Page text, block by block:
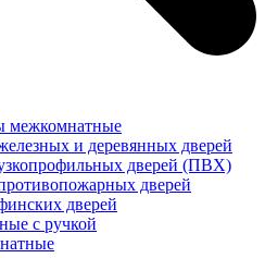
межкомнатные
и деревянных дверей
дверей (ПВХ)
дверей
дверей
с ручкой